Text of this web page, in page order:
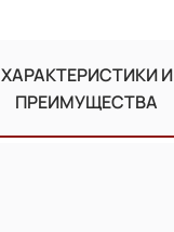
ХАРАКТЕРИСТИКИ И
ПРЕИМУЩЕСТВА